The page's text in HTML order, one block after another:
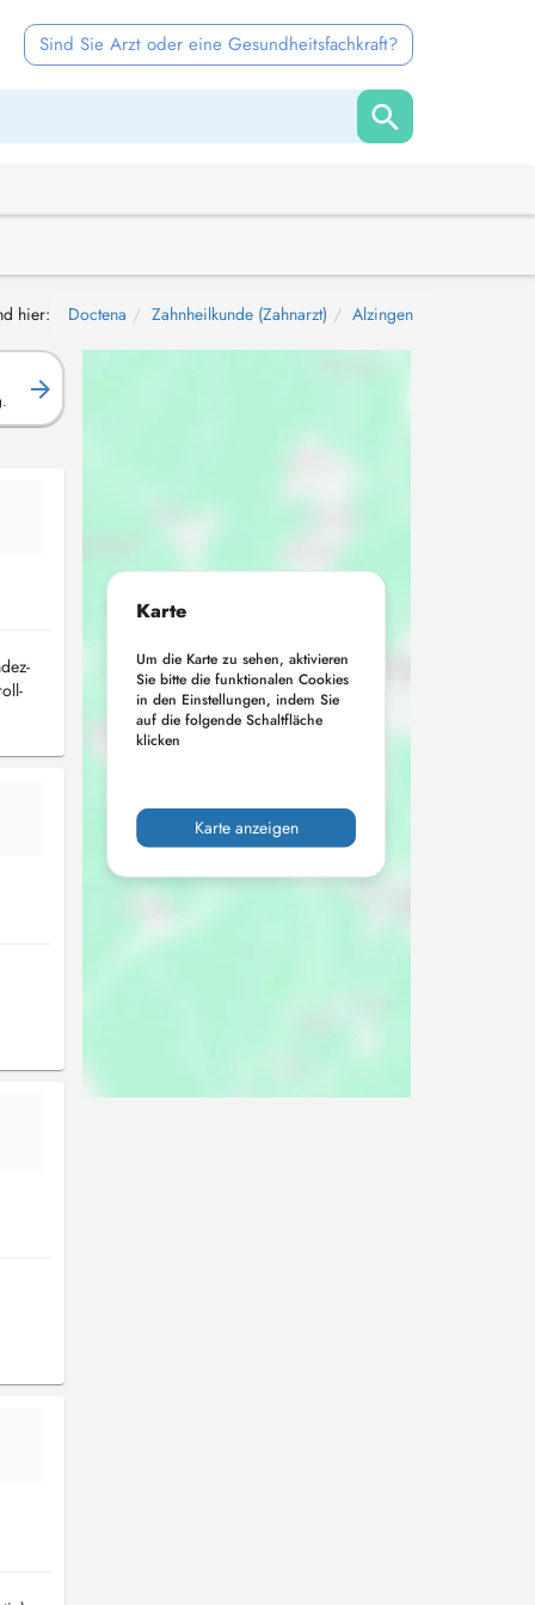
Sind Sie Arzt oder eine Gesundheitsfachkraft?
hier: Doctena Zahnheilkunde (Zahnarzt) Alzingen
Karte
Um die Karte zu sehen, aktivieren
Sie bitte die funktionalen Cookies
in den Einstellungen, indem Sie
auf die folgende Schaltfläche
klicken
Karte anzeigen